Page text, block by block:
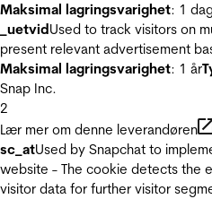
Maksimal lagringsvarighet: 1 dag
_uetvidUsed to track visitors on
present relevant advertisement
Maksimal lagringsvarighet: 1 år
Snap Inc.
2
Lær mer om denne leverandøren
sc_atUsed by Snapchat to
website - The cookie detects the
visitor data for further visitor